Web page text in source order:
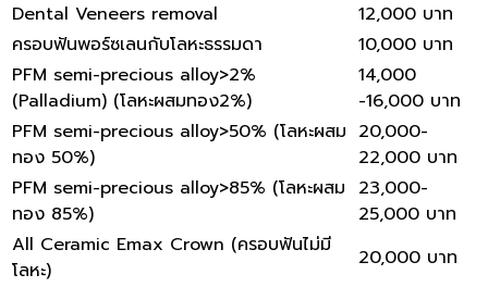
Dental Veneers removal
12,000 บาท
ครอบฟันพอร์ซเลนกับโลหะธรรมดา
10,000 บาท
PFM semi-precious alloy>2%
(Palladium) (โลหะผสมทอง2%)
14,000
-16,000 บาท
PFM semi-precious alloy>50% (โลหะผสม
ทอง 50%)
20,000-
22,000 บาท
PFM semi-precious alloy>85% (โลหะผสม
ทอง 85%)
23,000-
25,000 บาท
All Ceramic Emax Crown (ครอบฟันไม่มี
โลหะ)
20,000 บาท